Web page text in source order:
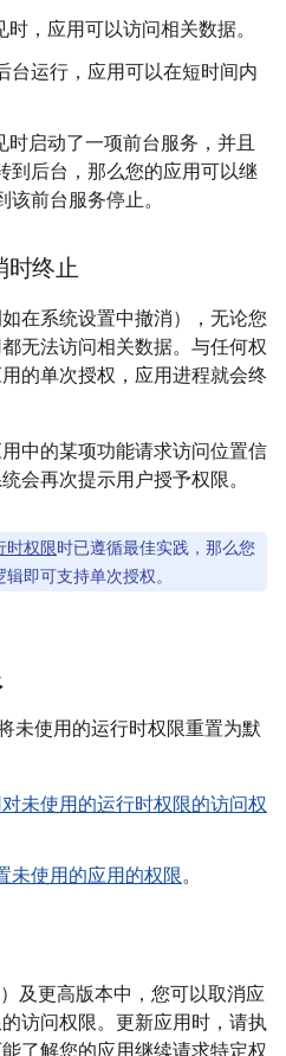
，应用可以访问相关数据。
台运行，应用可以在短时间内
启动了一项前台服务，并且
到后台，那么您的应用可以继
前台服务停止。
时终止
在系统设置中撤消），无论您
无法访问相关数据。与任何权
的单次授权，应用进程就会终
中的某项功能请求访问位置信
会再次提示用户授予权限。
时权限时已遵循最佳实践，那么您
即可支持单次授权。
未使用的运行时权限重置为默
未使用的运行时权限的访问权
未使用的应用的权限。
及更高版本中，您可以取消应
访问权限。更新应用时，请执